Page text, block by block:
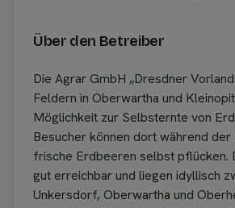
Über den Betreiber
Die Agrar GmbH „Dresdner
Feldern in Oberwartha und
Möglichkeit zur Selbsternte von
Besucher können dort während der
frische Erdbeeren selbst pflücken.
gut erreichbar und liegen idyllisch
Unkersdorf, Oberwartha und